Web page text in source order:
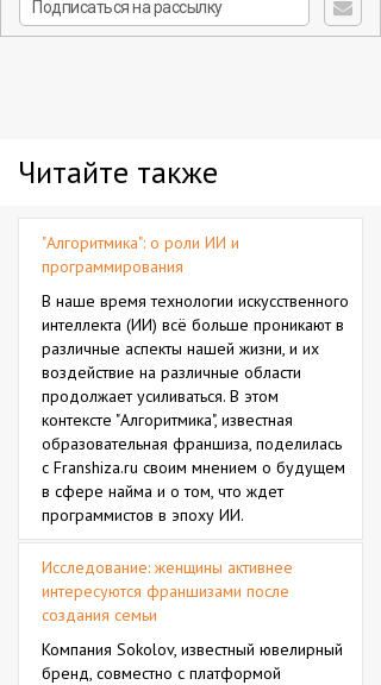
Читайте также
"Алгоритмика": о роли ИИ и
программирования
В наше время технологии искусственного
интеллекта (ИИ) всё больше проникают в
различные аспекты нашей жизни, и их
воздействие на различные области
продолжает усиливаться. В этом
контексте "Алгоритмика", известная
образовательная франшиза, поделилась
с Franshiza.ru своим мнением о будущем
в сфере найма и о том, что ждет
программистов в эпоху ИИ.
Исследование: женщины активнее
интересуются франшизами после
создания семьи
Компания Sokolov, известный ювелирный
бренд, совместно с платформой